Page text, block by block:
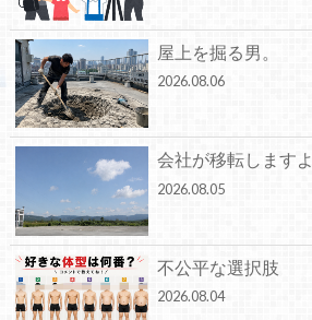
屋上を掘る男。
2026.08.06
会社が移転しますよ
2026.08.05
不公平な選択肢
2026.08.04